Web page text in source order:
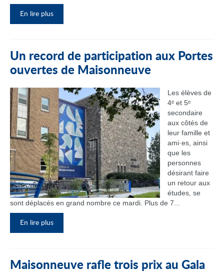
En lire plus
Un record de participation aux Portes
ouvertes de Maisonneuve
Les élèves de
4ᵉ et 5ᵉ
secondaire
aux côtés de
leur famille et
ami·es, ainsi
que les
personnes
désirant faire
un retour aux
études, se
sont déplacés en grand nombre ce mardi. Plus de 7...
En lire plus
Maisonneuve rafle trois prix au Gala